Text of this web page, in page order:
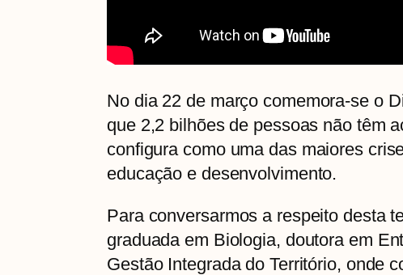
No dia 22 de março comemora-se o
que 2,2 bilhões de pessoas não têm
configura como uma das maiores
educação e desenvolvimento.
Para conversarmos a respeito desta
graduada em Biologia, doutora em
Gestão Integrada do Território, onde